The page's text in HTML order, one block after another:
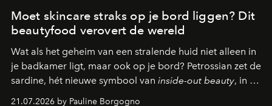
Moet skincare straks op je bord liggen? Dit
beautyfood verovert de wereld
Wat als het geheim van een stralende huid niet alleen in
je badkamer ligt, maar ook op je bord? Petrossian zet de
sardine, hét nieuwe symbool van inside-out beauty, in de
kijker met twee gastronomische creaties.
21.07.2026 by Pauline Borgogno